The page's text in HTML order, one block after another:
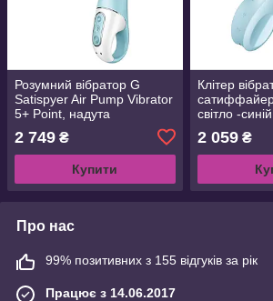
Розумний вібратор G
Satispyer Air Pump Vibrator
5+ Point, надута
2 749 ₴
Купити
Клітер
сатиффайер
світло -синій
2 059₴
Про нас
99% позитивних з 155 відгуків за рік
Працює з 14.06.2017